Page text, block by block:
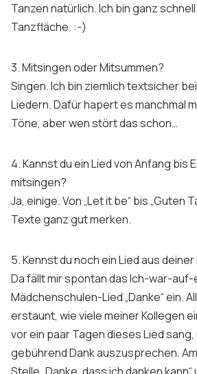
Tanzen natürlich. Ich bin ganz
Tanzfläche. :-)
3. Mitsingen oder Mitsummen?
Singen. Ich bin ziemlich textsicher
Liedern. Dafür hapert es manchmal
Töne, aber wen stört das schon…
4. Kannst du ein Lied von Anfang bis
mitsingen?
Ja, einige. Von „Let it be“ bis „Guten
Texte ganz gut merken.
5. Kennst du noch ein Lied aus deiner
Da fällt mir spontan das Ich-war-
Mädchenschulen-Lied „Danke“ ein.
erstaunt, wie viele meiner Kollegen
vor ein paar Tagen dieses Lied sang,
gebührend Dank auszusprechen.